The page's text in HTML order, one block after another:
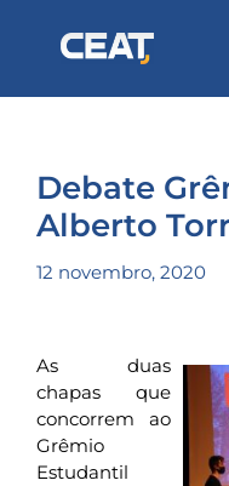
Debate
Alberto
12 novembro, 2020
As duas
chapas que
concorrem ao
Grêmio
Estudantil